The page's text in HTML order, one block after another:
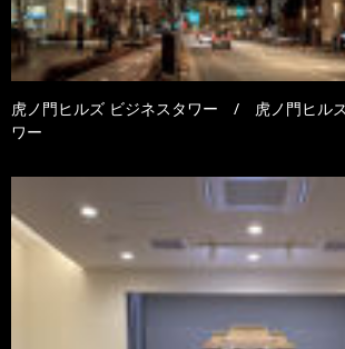
虎ノ門ヒルズ ビジネスタワー / 虎ノ門ヒル
ワー